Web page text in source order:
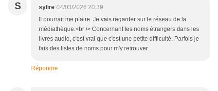
S sylire 04/03/2026 20:39
Il pourrait me plaire. Je vais regarder sur le réseau de la
médiathèque.<br /> Concernant les noms étrangers dans les
livres audio, c'est vrai que c'est une petite difficulté. Parfois je
fais des listes de noms pour m'y retrouver.
Répondre